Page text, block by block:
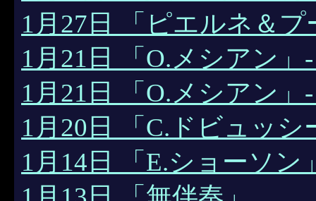
1月27日 「ピエルネ＆
1月21日 「O.メシアン
1月21日 「O.メシアン
1月20日 「C.ドビュッシ
1月14日 「E.ショーソン